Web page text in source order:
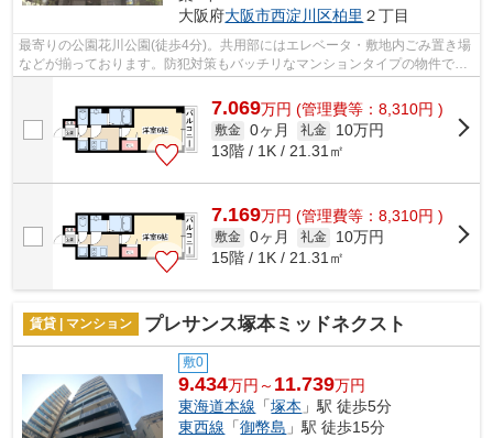
大阪府大阪市西淀川区柏里 ２丁目
最寄りの公園花川公園(徒歩4分)。共用部にはエレベータ・敷地内ごみ置き場
などが揃っております。防犯対策もバッチリなマンションタイプの物件で
す。2駅利用できる場所にあるので利便...
7.069万円 (管理費等：8,310円 )
敷金 0ヶ月 礼金
10万円
13階 / 1K / 21.31㎡
7.169万円 (管理費等：8,310円 )
敷金 0ヶ月 礼金
10万円
15階 / 1K / 21.31㎡
賃貸 | マンション プレサンス塚本ミッドネクスト
敷0
9.434万円～ 11.739万円
東海道本線 「塚本 」駅 徒歩5分
東西線 「御幣島 」駅 徒歩15分